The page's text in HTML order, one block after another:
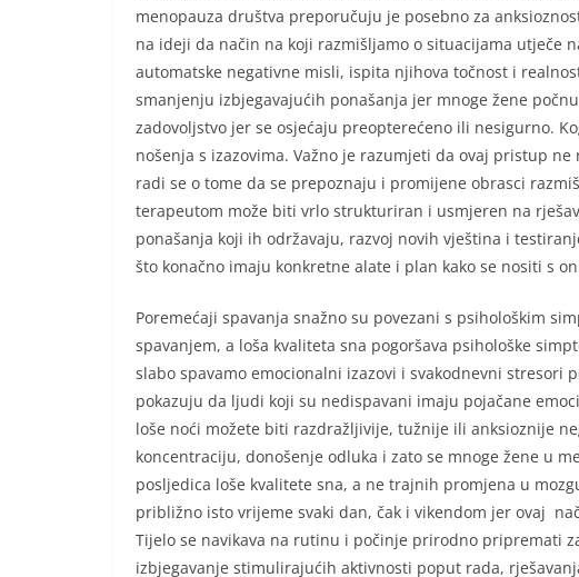
menopauza društva preporučuju je posebno za
na ideji da način na koji razmišljamo o situacijama utječe
automatske negativne misli, ispita njihova točnost i
smanjenju izbjegavajućih ponašanja jer mnoge žene
zadovoljstvo jer se osjećaju preopterećeno ili nesigurno.
nošenja s izazovima. Važno je razumjeti da ovaj pristup
radi se o tome da se prepoznaju i promijene obrasci
terapeutom može biti vrlo strukturiran i usmjeren na
ponašanja koji ih održavaju, razvoj novih vještina i
što konačno imaju konkretne alate i plan kako se nositi s
Poremećaji spavanja snažno su povezani s psihološkim
spavanjem, a loša kvaliteta sna pogoršava psihološke
slabo spavamo emocionalni izazovi i svakodnevni stresori
pokazuju da ljudi koji su nedispavani imaju pojačane
loše noći možete biti razdražljivije, tužnije ili anksioznije
koncentraciju, donošenje odluka i zato se mnoge žene u
posljedica loše kvalitete sna, a ne trajnih promjena u
približno isto vrijeme svaki dan, čak i vikendom jer ovaj
Tijelo se navikava na rutinu i počinje prirodno pripremati
izbjegavanje stimulirajućih aktivnosti poput rada,